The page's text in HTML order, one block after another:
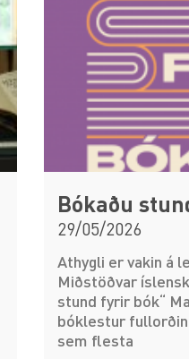
Bókaðu
29/05/2026
Athygli er vakin á
Miðstöðvar
stund fyrir bók“
bóklestur
sem flesta